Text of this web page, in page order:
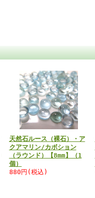
天然石ルース（裸石）・ア
クアマリン/カボション
（ラウンド）【8mm】（1
個）
880円(税込)